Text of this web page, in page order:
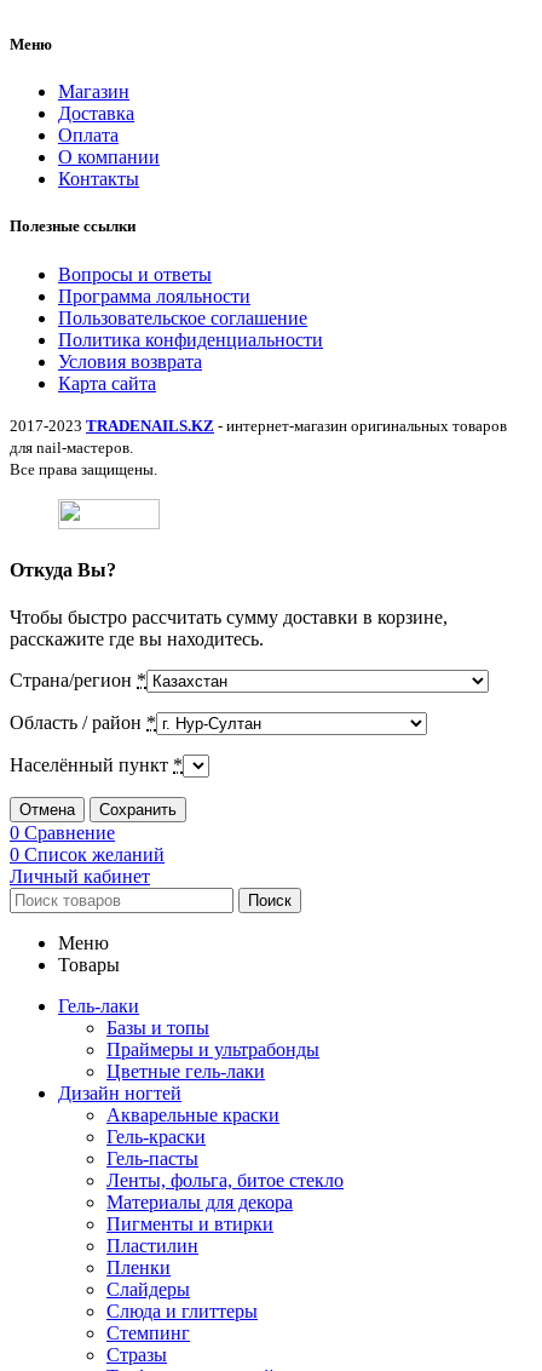
Меню
Магазин
Доставка
Оплата
О компании
Контакты
Полезные ссылки
Вопросы и ответы
Программа лояльности
Пользовательское соглашение
Политика конфиденциальности
Условия возврата
Карта сайта
2017-2023 TRADENAILS.KZ - интернет-магазин оригинальных товаров
для nail-мастеров.
Все права защищены.
Откуда Вы?
Чтобы быстро рассчитать сумму доставки в корзине,
расскажите где вы находитесь.
Страна/регион *
Область / район *
Населённый пункт *
Отмена Сохранить
0 Сравнение
0 Список желаний
Личный кабинет
Поиск
Меню
Товары
Гель-лаки
Базы и топы
Праймеры и ультрабонды
Цветные гель-лаки
Дизайн ногтей
Акварельные краски
Гель-краски
Гель-пасты
Ленты, фольга, битое стекло
Материалы для декора
Пигменты и втирки
Пластилин
Пленки
Слайдеры
Слюда и глиттеры
Стемпинг
Стразы